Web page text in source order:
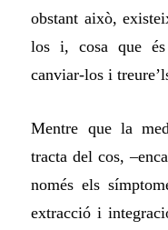
obstant això,
los i, cosa que
canviar-los i
Mentre que la
tracta del cos,
només els
extracció i